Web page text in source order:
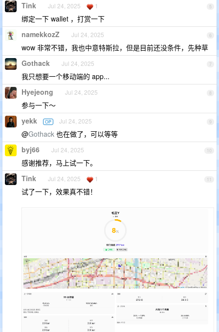
5
Tink Jul 24, 2025 1
绑定一下 wallet ，打赏一下
6
namekkozZ Jul 24, 2025
wow 非常不错，我也中意特斯拉，但是目前还没条件，先种草
7
Gothack Jul 24, 2025
我只想要一个移动端的 app...
8
Hyejeong Jul 24, 2025
参与一下～
9
yekk OP Jul 24, 2025
@Gothack 也在做了，可以等等
10
byj66 Jul 24, 2025
感谢推荐，马上试一下。
11
Tink Jul 24, 2025 1
试了一下，效果真不错！